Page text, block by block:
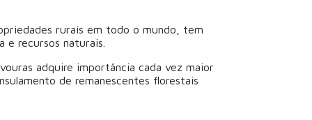
rurais em todo o mundo, tem
e recursos naturais.
adquire importância cada vez maior
de remanescentes florestais